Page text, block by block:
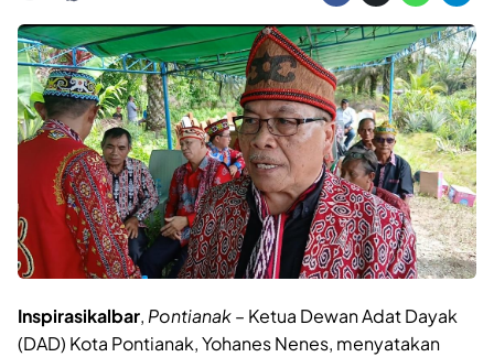
Inspirasikalbar, Pontianak– Ketua Dewan Adat Dayak
(DAD) Kota Pontianak, Yohanes Nenes, menyatakan